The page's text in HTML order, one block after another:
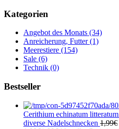
Kategorien
Angebot des Monats (34)
Anreicherung, Futter (1)
Meerestiere (154)
Sale (6)
Technik (0)
Bestseller
Cerithium echinatum
diverse Nadelschnecken 1,99€